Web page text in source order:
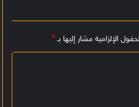
الإلزامية مشار إليها بـ*